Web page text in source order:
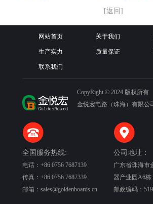
[返回]
网站首页 关于我们
生产实力 质量保证
联系我们
CopyRight © 2024 版权所有
金悦宏电路（珠海）有限公
全国服务热线:
电话：+86 0756 7687139
传真：+86 0756 7687339
邮箱：sales@goldenboards.cn
公司地址：
广东省珠海市
器产业园A6栋
邮政编码：